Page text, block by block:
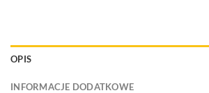
OPIS
INFORMACJE DODATKOWE